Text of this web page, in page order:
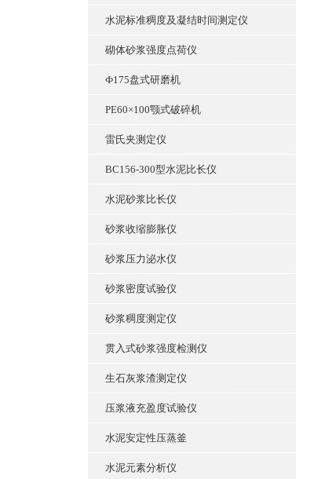
水泥标准稠度及凝结时间测定仪
砌体砂浆强度点荷仪
Ф175盘式研磨机
PE60×100颚式破碎机
雷氏夹测定仪
BC156-300型水泥比长仪
水泥砂浆比长仪
砂浆收缩膨胀仪
砂浆压力泌水仪
砂浆密度试验仪
砂浆稠度测定仪
贯入式砂浆强度检测仪
生石灰浆渣测定仪
压浆液充盈度试验仪
水泥安定性压蒸釜
水泥元素分析仪